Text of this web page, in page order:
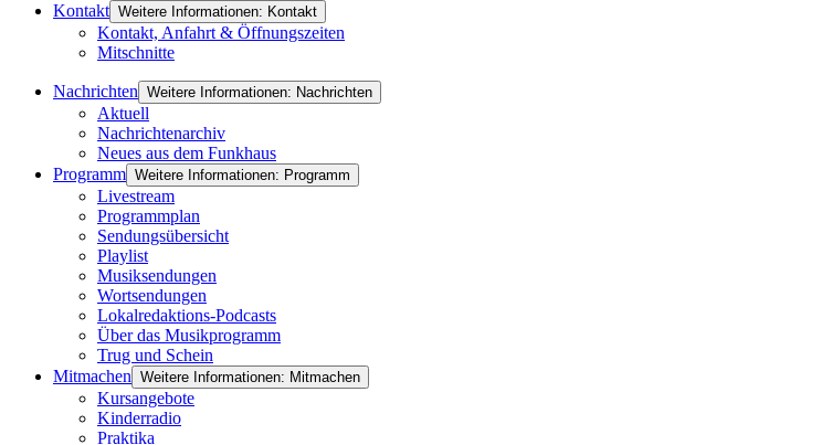
Kontakt Weitere Informationen: Kontakt
Kontakt, Anfahrt & Öffnungszeiten
Mitschnitte
Nachrichten Weitere Informationen: Nachrichten
Aktuell
Nachrichtenarchiv
Neues aus dem Funkhaus
Programm Weitere Informationen: Programm
Livestream
Programmplan
Sendungsübersicht
Playlist
Musiksendungen
Wortsendungen
Lokalredaktions-Podcasts
Über das Musikprogramm
Trug und Schein
Mitmachen Weitere Informationen: Mitmachen
Kursangebote
Kinderradio
Praktika